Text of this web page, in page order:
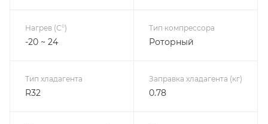
Нагрев (С°)
-20 ~ 24
Тип компрессора
Роторный
Тип хладагента
R32
Заправка хладагента (кг)
0.78